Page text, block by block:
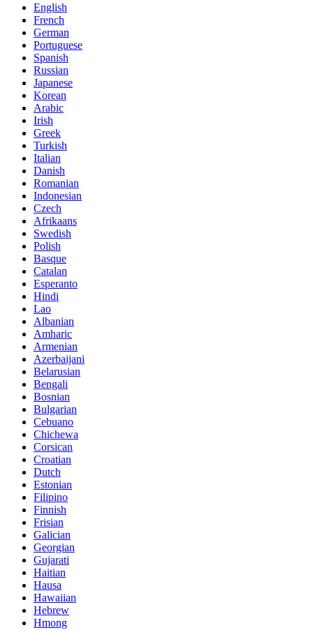
English
French
German
Portuguese
Spanish
Russian
Japanese
Korean
Arabic
Irish
Greek
Turkish
Italian
Danish
Romanian
Indonesian
Czech
Afrikaans
Swedish
Polish
Basque
Catalan
Esperanto
Hindi
Lao
Albanian
Amharic
Armenian
Azerbaijani
Belarusian
Bengali
Bosnian
Bulgarian
Cebuano
Chichewa
Corsican
Croatian
Dutch
Estonian
Filipino
Finnish
Frisian
Galician
Georgian
Gujarati
Haitian
Hausa
Hawaiian
Hebrew
Hmong